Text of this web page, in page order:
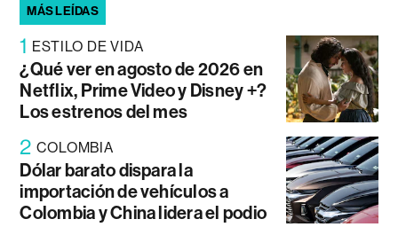
MÁS LEÍDAS
1 ESTILO DE VIDA
¿Qué ver en agosto de 2026 en
Netflix, Prime Video y Disney +?
Los estrenos del mes
2 COLOMBIA
Dólar barato dispara la
importación de vehículos a
Colombia y China lidera el podio